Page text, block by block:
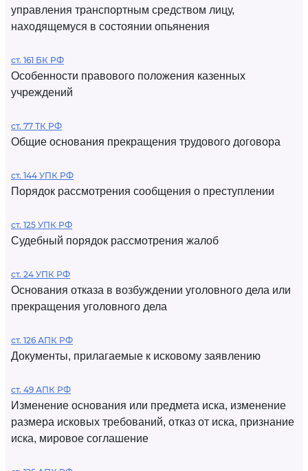
управления транспортным средством лицу,
находящемуся в состоянии опьянения
ст. 161 БК РФ
Особенности правового положения казенных
учреждений
ст. 77 ТК РФ
Общие основания прекращения трудового договора
ст. 144 УПК РФ
Порядок рассмотрения сообщения о преступлении
ст. 125 УПК РФ
Судебный порядок рассмотрения жалоб
ст. 24 УПК РФ
Основания отказа в возбуждении уголовного дела или
прекращения уголовного дела
ст. 126 АПК РФ
Документы, прилагаемые к исковому заявлению
ст. 49 АПК РФ
Изменение основания или предмета иска, изменение
размера исковых требований, отказ от иска, признание
иска, мировое соглашение